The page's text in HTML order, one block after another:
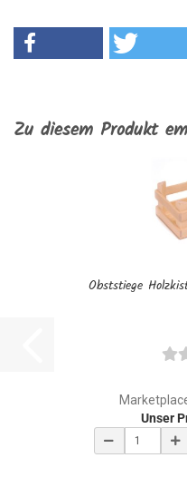
Zu diesem Produkt
Obststiege
Unser